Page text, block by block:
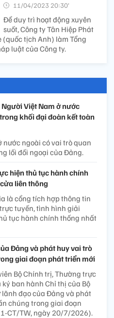
11/04/2023 20:30’
Để duy trì hoạt động xuyên
suốt, Công ty Tân Hiệp Phát
(quốc tịch Anh) làm Tổng
luật của Công ty.
Việt Nam ở nước
khối đại đoàn kết toàn
nước ngoài có vai trò quan
lối đối ngoại của Đảng.
hiện thủ tục hành chính
liên thông
là cổng tích hợp thông tin
tuyến, tình hình giải
tục hành chính thống nhất
Đảng và phát huy vai trò
giai đoạn phát triển mới
Bộ Chính trị, Thường trực
ký ban hành Chỉ thị của Bộ
đạo của Đảng và phát
chúng trong giai đoạn
CT/TW, ngày 20/7/2026).